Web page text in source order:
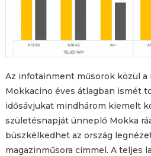
Az infotainment műsorok közül a
Mokkacino éves átlagban ismét
idősávjukat mindhárom kiemelt
születésnapját ünneplő Mokka
büszkélkedhet az ország
magazinműsora címmel. A teljes